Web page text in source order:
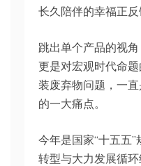
长久陪伴的幸福正反
跳出单个产品的视
更是对宏观时代命
装废弃物问题，一
的一大痛点。
今年是国家“十五五
转型与大力发展循